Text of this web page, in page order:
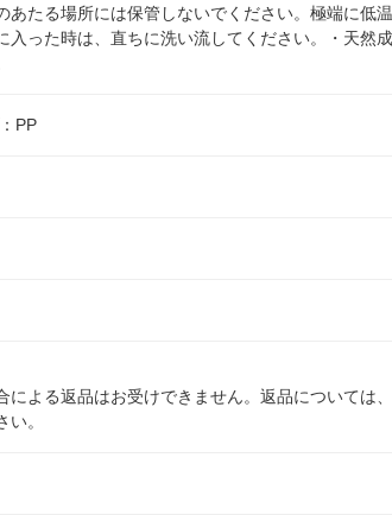
あたる場所には保管しないでください。極端に低
入った時は、直ちに洗い流してください。・天然
PP
による返品はお受けできません。返品については
。